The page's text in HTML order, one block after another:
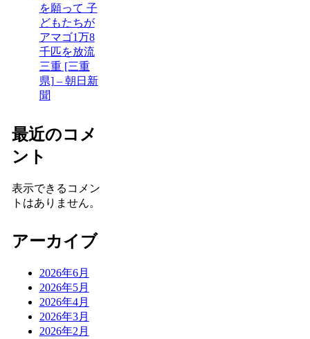
を願って 子
どもたちが
アマゴ1万8
千匹を放流
三重 [三重
県] – 朝日新
聞
最近のコメ
ント
表示できるコメン
トはありません。
アーカイブ
2026年6月
2026年5月
2026年4月
2026年3月
2026年2月